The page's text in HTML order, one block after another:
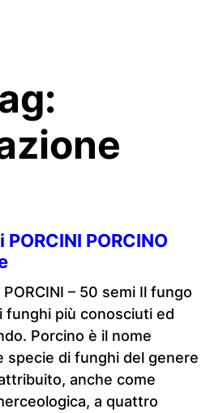
PORCINO
PORCINI – 50 semi Il fungo
funghi più conosciuti ed
Porcino è il nome
specie di funghi del genere
anche come
a quattro